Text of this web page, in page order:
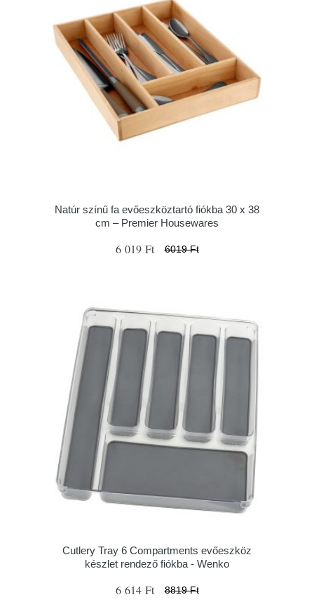
Natúr színű fa evőeszköztartó fiókba 30 x 38
cm – Premier Housewares
6 019 Ft 6019 Ft
Cutlery Tray 6 Compartments evőeszköz
készlet rendező fiókba - Wenko
6 614 Ft 8819 Ft